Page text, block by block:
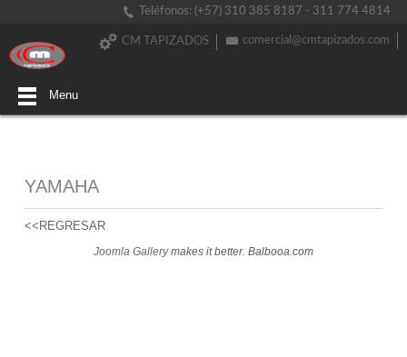
Teléfonos: (+57) 310 385 8187 - 311 774 4814
comercial@cmtapizados.com
CM TAPIZADOS
Menu
YAMAHA
<<REGRESAR
Joomla Gallerymakes it better. Balbooa.com